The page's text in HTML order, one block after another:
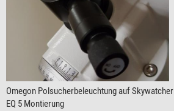
Omegon Polsucherbeleuchtung auf Skywatcher
EQ 5 Montierung